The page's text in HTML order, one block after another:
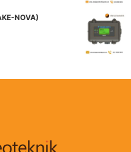
NOVA)